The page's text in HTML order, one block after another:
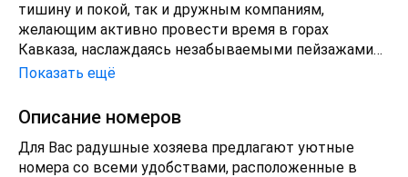
тишину и покой, так и дружным компаниям,
желающим активно провести время в горах
Кавказа, наслаждаясь незабываемыми пейзажами
этих потрясающе красивых мест.
Показать ещё
Описание номеров
Для Вас радушные хозяева предлагают уютные
номера со всеми удобствами, расположенные в